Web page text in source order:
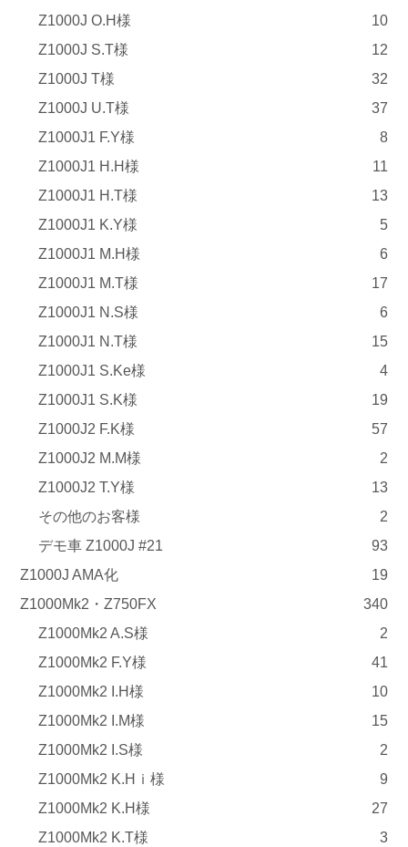
Z1000J O.H様
10
Z1000J S.T様
12
Z1000J T様
32
Z1000J U.T様
37
Z1000J1 F.Y様
8
Z1000J1 H.H様
11
Z1000J1 H.T様
13
Z1000J1 K.Y様
5
Z1000J1 M.H様
6
Z1000J1 M.T様
17
Z1000J1 N.S様
6
Z1000J1 N.T様
15
Z1000J1 S.Ke様
4
Z1000J1 S.K様
19
Z1000J2 F.K様
57
Z1000J2 M.M様
2
Z1000J2 T.Y様
13
その他のお客様
2
デモ車 Z1000J #21
93
Z1000J AMA化
19
Z1000Mk2・Z750FX
340
Z1000Mk2 A.S様
2
Z1000Mk2 F.Y様
41
Z1000Mk2 I.H様
10
Z1000Mk2 I.M様
15
Z1000Mk2 I.S様
2
Z1000Mk2 K.Hｉ様
9
Z1000Mk2 K.H様
27
Z1000Mk2 K.T様
3